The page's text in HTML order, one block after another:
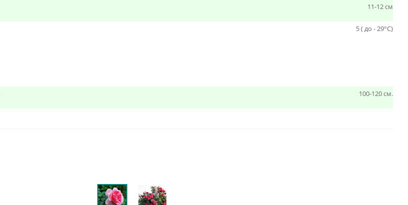
11-12 см
5 ( до - 29°С)
100-120 см.